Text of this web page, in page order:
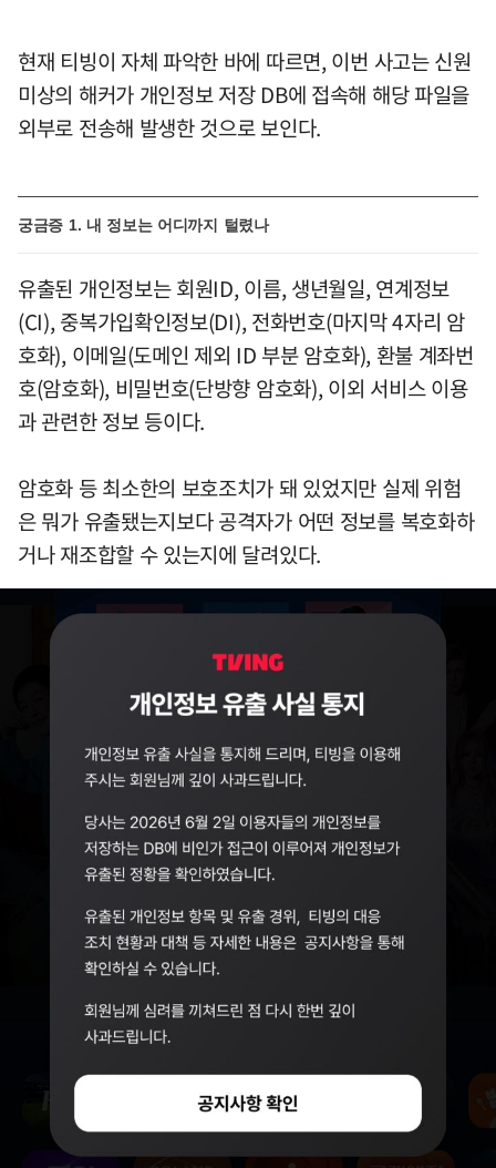
현재 티빙이 자체 파악한 바에 따르면, 이번 사고는 신원
미상의 해커가 개인정보 저장 DB에 접속해 해당 파일을
외부로 전송해 발생한 것으로 보인다.
궁금증 1. 내 정보는 어디까지 털렸나
유출된 개인정보는 회원ID, 이름, 생년월일, 연계정보
(CI), 중복가입확인정보(DI), 전화번호(마지막 4자리 암
호화), 이메일(도메인 제외 ID 부분 암호화), 환불 계좌번
호(암호화), 비밀번호(단방향 암호화), 이외 서비스 이용
과 관련한 정보 등이다.
암호화 등 최소한의 보호조치가 돼 있었지만 실제 위험
은 뭐가 유출됐는지보다 공격자가 어떤 정보를 복호화하
거나 재조합할 수 있는지에 달려있다.